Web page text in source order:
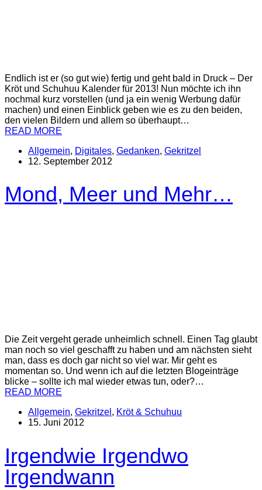
Endlich ist er (so gut wie) fertig und geht bald in Druck – Der
Kröt und Schuhuu Kalender für 2013! Nun möchte ich ihn
nochmal kurz vorstellen (und ja ein wenig Werbung dafür
machen) und einen Einblick geben wie es zu den beiden,
den vielen Bildern und allem so überhaupt…
READ MORE
Allgemein, Digitales, Gedanken, Gekritzel
12. September 2012
Mond, Meer und Mehr…
Die Zeit vergeht gerade unheimlich schnell. Einen Tag glaubt
man noch so viel geschafft zu haben und am nächsten sieht
man, dass es doch gar nicht so viel war. Mir geht es
momentan so. Und wenn ich auf die letzten Blogeinträge
blicke – sollte ich mal wieder etwas tun, oder?…
READ MORE
Allgemein, Gekritzel , Kröt & Schuhuu
15. Juni 2012
Irgendwie Irgendwo
Irgendwann